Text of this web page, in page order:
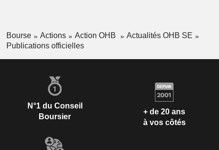
Bourse Actions Action OHB
Actualités OHB SE
Publications officielles
N°1 du Conseil
Boursier
+ de 20 ans
à vos côtés